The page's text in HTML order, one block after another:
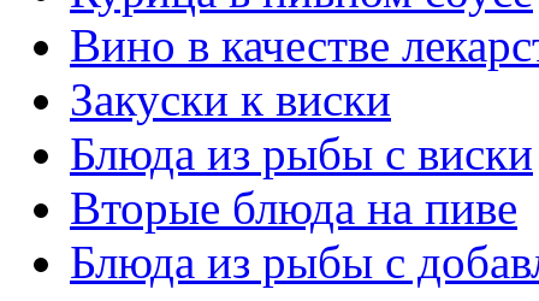
Вино в качестве
Закуски к виски
Блюда из рыбы с виски
Вторые блюда на пиве
Блюда из рыбы с